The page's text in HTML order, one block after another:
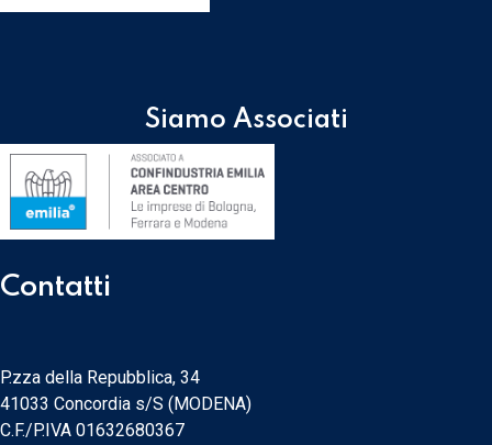
Siamo Associati
Contatti
P.zza della Repubblica, 34
41033 Concordia s/S (MODENA)
C.F./P.IVA 01632680367